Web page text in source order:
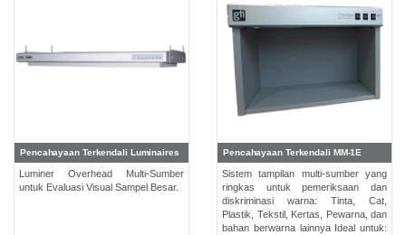
Pencahayaan Terkendali Luminaires
Luminer Overhead Multi-Sumber
untuk Evaluasi Visual Sampel Besar.
Pencahayaan Terkendali MM-1E
Sistem tampilan multi-sumber yang
ringkas untuk pemeriksaan dan
diskriminasi warna: Tinta, Cat,
Plastik, Tekstil, Kertas, Pewarna, dan
bahan berwarna lainnya Ideal untuk: